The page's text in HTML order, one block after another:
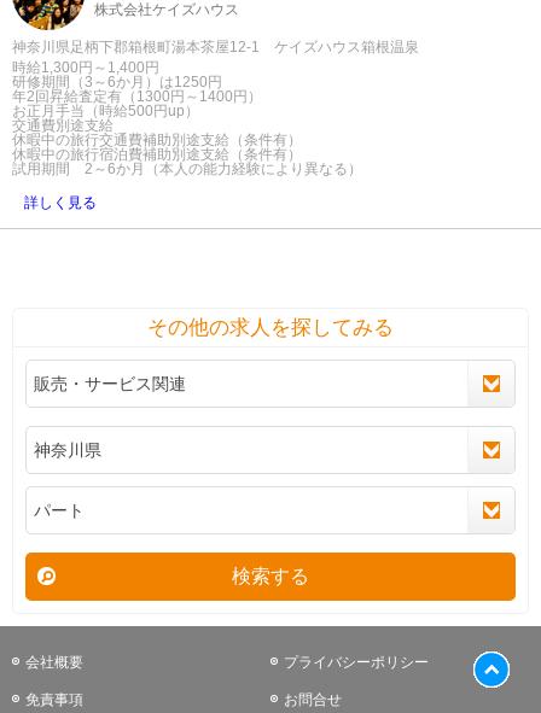
株式会社ケイズハウス
神奈川県足柄下郡箱根町湯本茶屋12-1 ケイズハウス箱根温泉
時給1,300円～1,400円
研修期間（3～6か月）は1250円
年2回昇給査定有（1300円～1400円）
お正月手当（時給500円up）
交通費別途支給
休暇中の旅行交通費補助別途支給（条件有）
休暇中の旅行宿泊費補助別途支給（条件有）
試用期間 2～6か月（本人の能力経験により異なる）
詳しく見る
その他の求人を探してみる
検索する
会社概要 プライバシーポリシー
免責事項 お問合せ